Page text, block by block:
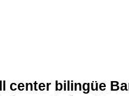
center bilingüe